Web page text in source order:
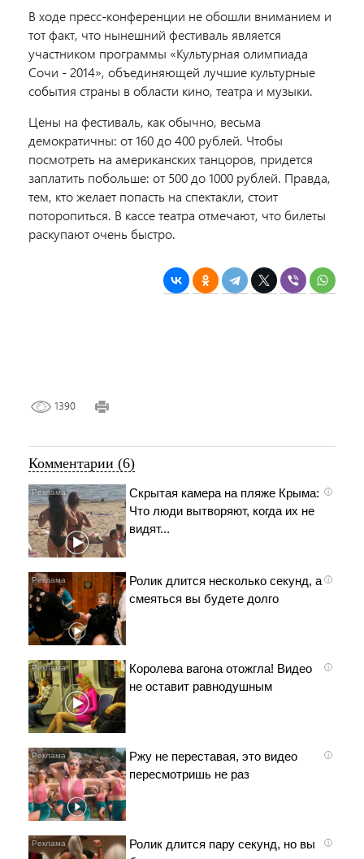
В ходе пресс-конференции не обошли вниманием и
тот факт, что нынешний фестиваль является
участником программы «Культурная олимпиада
Сочи - 2014», объединяющей лучшие культурные
события страны в области кино, театра и музыки.
Цены на фестиваль, как обычно, весьма
демократичны: от 160 до 400 рублей. Чтобы
посмотреть на американских танцоров, придется
заплатить побольше: от 500 до 1000 рублей. Правда,
тем, кто желает попасть на спектакли, стоит
поторопиться. В кассе театра отмечают, что билеты
раскупают очень быстро.
1390
Комментарии (6)
i
Скрытая камера на пляже Крыма:
Что люди вытворяют, когда их не
видят...
i
Ролик длится несколько секунд, а
смеяться вы будете долго
i
Королева вагона отожгла! Видео
не оставит равнодушным
i
Ржу не переставая, это видео
пересмотришь не раз
i
Ролик длится пару секунд, но вы